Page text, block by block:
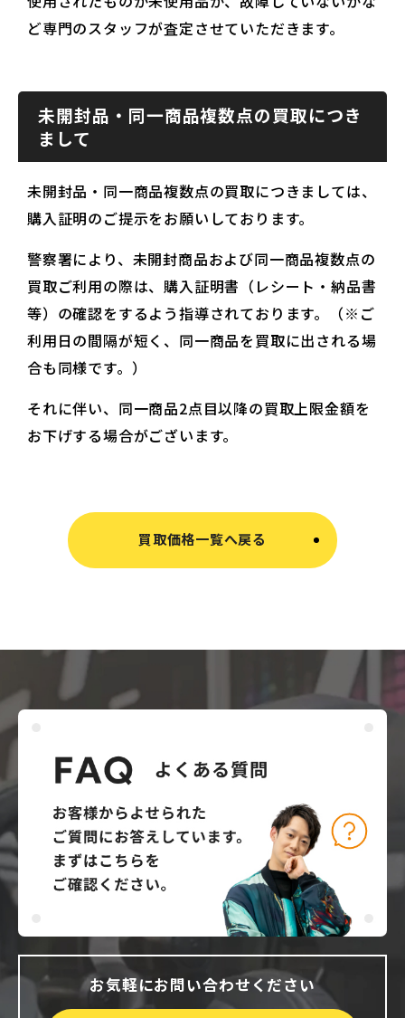
ど専門のスタッフが査定させていただきます。
未開封品・同一商品複数点の買取につき
まして
未開封品・同一商品複数点の買取につきましては、
購入証明のご提示をお願いしております。
警察署により、未開封商品および同一商品複数点の
買取ご利用の際は、購入証明書（レシート・納品書
等）の確認をするよう指導されております。（※ご
利用日の間隔が短く、同一商品を買取に出される場
合も同様です。）
それに伴い、同一商品2点目以降の買取上限金額を
お下げする場合がございます。
買取価格一覧へ戻る
お気軽にお問い合わせください